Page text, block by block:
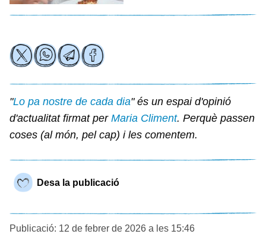
"Lo pa nostre de cada dia" és un espai d'opinió
d'actualitat firmat per Maria Climent. Perquè passen
coses (al món, pel cap) i les comentem.
Desa la publicació
Publicació: 12 de febrer de 2026 a les 15:46